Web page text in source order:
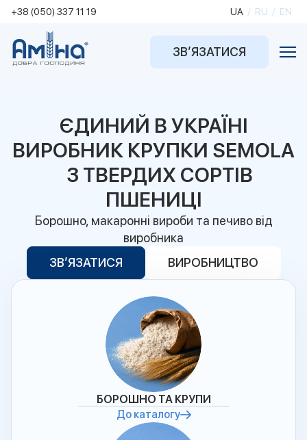
+38 (050) 337 11 19 UA / RU / EN
ЗВ’ЯЗАТИСЯ
ЄДИНИЙ В УКРАЇНІ
ВИРОБНИК КРУПКИ SEMOLA
З ТВЕРДИХ СОРТІВ
ПШЕНИЦІ
Борошно, макаронні вироби та печиво від
виробника
ЗВ’ЯЗАТИСЯ ВИРОБНИЦТВО
БОРОШНО ТА КРУПИ
До каталогу